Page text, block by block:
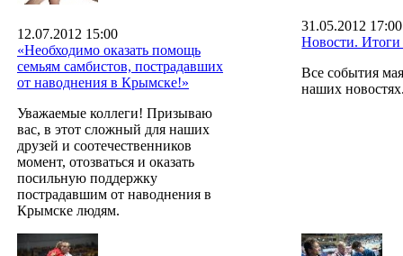
12.07.2012 15:00
«Необходимо оказать помощь
семьям самбистов, пострадавших
от наводнения в Крымске!»
Уважаемые коллеги! Призываю
вас, в этот сложный для наших
друзей и соотечественников
момент, отозваться и оказать
посильную поддержку
пострадавшим от наводнения в
Крымске людям.
31.05.2012 17:00
Новости. Итоги
Все события
наших